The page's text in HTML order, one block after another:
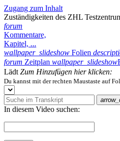
Zugang zum Inhalt
Zuständigkeiten des ZHL
forum
Kommentare,
Kapitel, ...
wallpaper_slideshow Folien
forum Zeitplan wallpaper_slideshow
Lädt Zum Hinzufügen hier klicken:
Du kannst mit der rechten Maustaste auf
In diesem Video suchen: